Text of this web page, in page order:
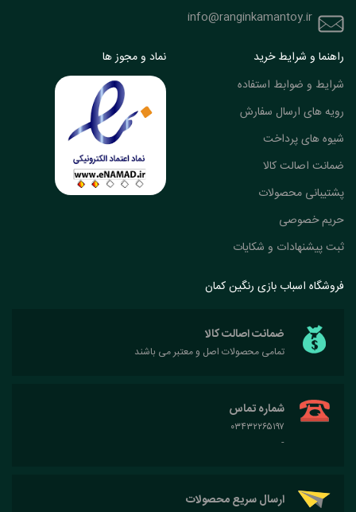
info@ranginkamantoy.ir
راهنما و شرایط خرید
شرایط و ضوابط استفاده
رویه های ارسال سفارش
شیوه های پرداخت
ضمانت اصالت کالا
پشتیبانی محصولات
حریم خصوصی
ثبت پیشنهادات و شکایات
نماد و مجوز ها
فروشگاه اسباب بازی رنگین کمان
ضمانت اصالت کالا
تمامی محصولات اصل و معتبر می باشند
شماره تماس
۰۳۴۳۲۲۶۵۱۹۷
-
ارسال سریع محصولات